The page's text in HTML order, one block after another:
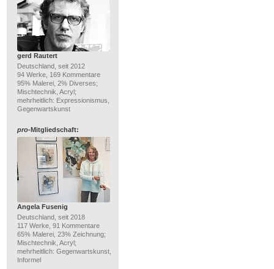
gerd Rautert
Deutschland, seit 2012
94 Werke, 169 Kommentare
95% Malerei, 2% Diverses;
Mischtechnik, Acryl;
mehrheitlich: Expressionismus,
Gegenwartskunst
pro-Mitgliedschaft:
Angela Fusenig
Deutschland, seit 2018
117 Werke, 91 Kommentare
65% Malerei, 23% Zeichnung;
Mischtechnik, Acryl;
mehrheitlich: Gegenwartskunst,
Informel